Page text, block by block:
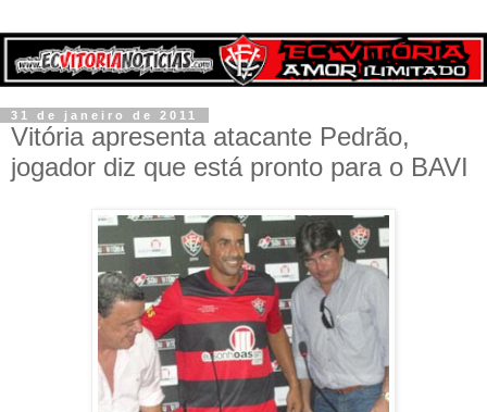
31 de janeiro de 2011
Vitória apresenta atacante Pedrão,
jogador diz que está pronto para o BAVI